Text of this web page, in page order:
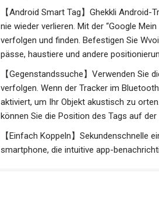
【Android Smart Tag】Ghekkli
nie wieder verlieren. Mit der “Google
verfolgen und finden. Befestigen Sie
pässe, haustiere und andere
【Gegenstandssuche】Verwenden Sie
verfolgen. Wenn der Tracker im
aktiviert, um Ihr Objekt akustisch zu
können Sie die Position des Tags auf der
【Einfach Koppeln】Sekundenschnelle
smartphone, die intuitive app-